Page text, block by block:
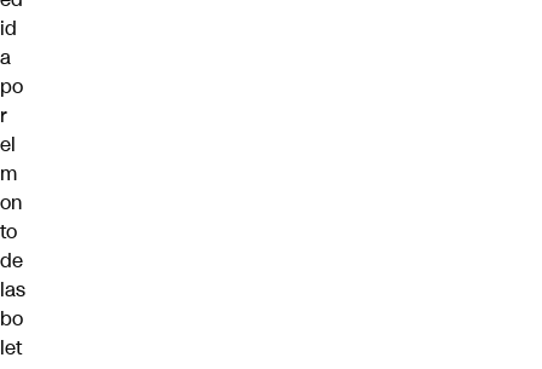
id
a
po
r
el
m
on
to
de
las
bo
let